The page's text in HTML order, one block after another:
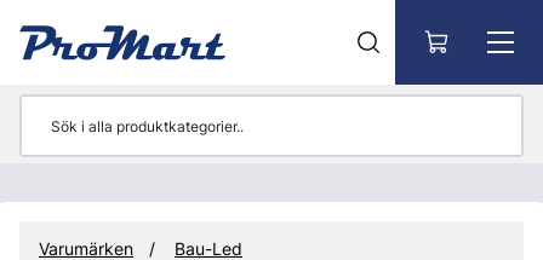
Varumärken Bau-Led